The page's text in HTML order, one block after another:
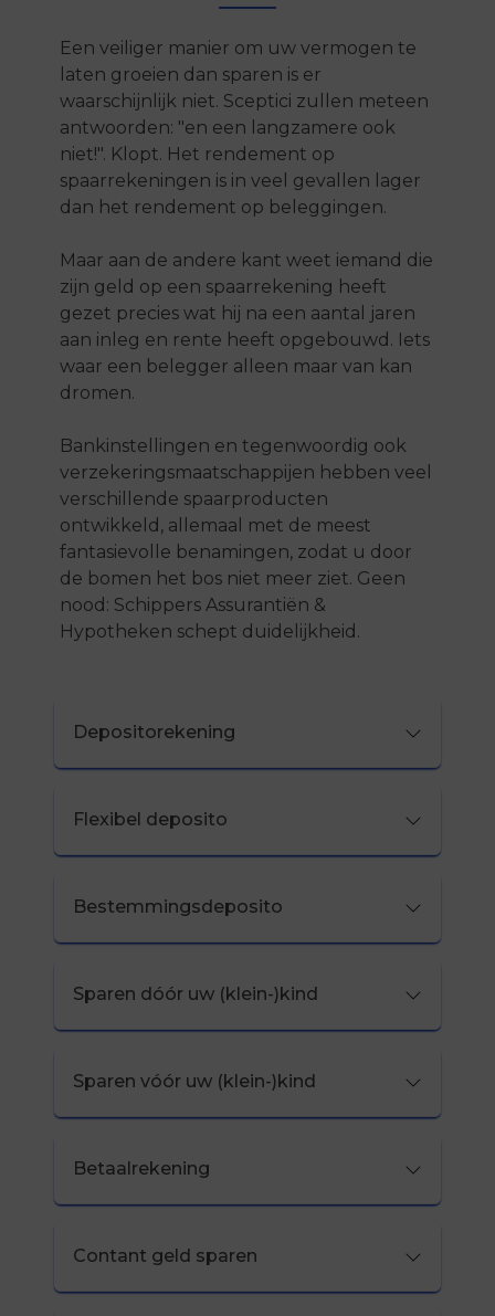
Een veiliger manier om uw vermogen te
laten groeien dan sparen is er
waarschijnlijk niet. Sceptici zullen meteen
antwoorden: "en een langzamere ook
niet!". Klopt. Het rendement op
spaarrekeningen is in veel gevallen lager
dan het rendement op beleggingen.
Maar aan de andere kant weet iemand die
zijn geld op een spaarrekening heeft
gezet precies wat hij na een aantal jaren
aan inleg en rente heeft opgebouwd. Iets
waar een belegger alleen maar van kan
dromen.
Bankinstellingen en tegenwoordig ook
verzekeringsmaatschappijen hebben veel
verschillende spaarproducten
ontwikkeld, allemaal met de meest
fantasievolle benamingen, zodat u door
de bomen het bos niet meer ziet. Geen
nood: Schippers Assurantiën &
Hypotheken schept duidelijkheid.
Depositorekening
Flexibel deposito
Bestemmingsdeposito
Sparen dóór uw (klein-)kind
Sparen vóór uw (klein-)kind
Betaalrekening
Contant geld sparen